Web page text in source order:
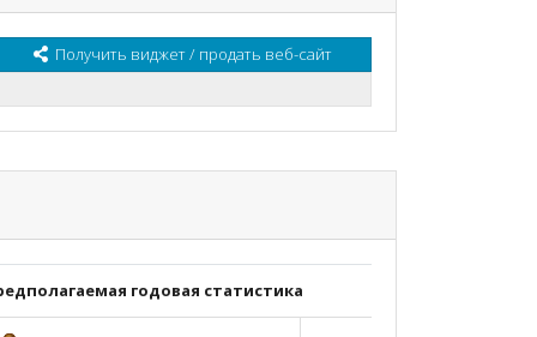
Получить виджет / продать веб-сайт
годовая статистика